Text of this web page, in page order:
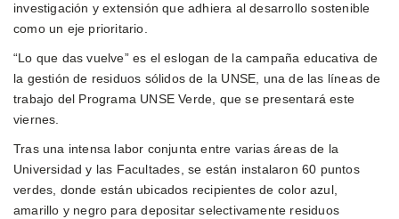
investigación y extensión que adhiera al desarrollo sostenible
como un eje prioritario.
“Lo que das vuelve” es el eslogan de la campaña educativa de
la gestión de residuos sólidos de la UNSE, una de las líneas de
trabajo del Programa UNSE Verde, que se presentará este
viernes.
Tras una intensa labor conjunta entre varias áreas de la
Universidad y las Facultades, se están instalaron 60 puntos
verdes, donde están ubicados recipientes de color azul,
amarillo y negro para depositar selectivamente residuos